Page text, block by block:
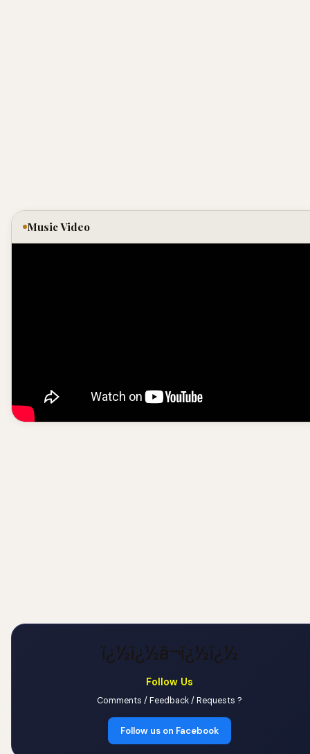
Music Video
ï¿½ï¿½â¬ï¿½ï¿½
Follow Us
Comments / Feedback / Requests ?
Follow us on Facebook